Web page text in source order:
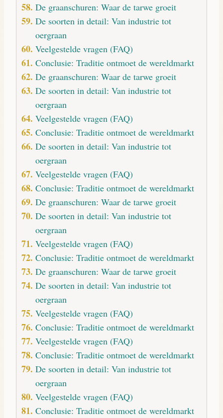
De graanschuren: Waar de tarwe groeit
De soorten in detail: Van industrie tot
oergraan
Veelgestelde vragen (FAQ)
Conclusie: Traditie ontmoet de wereldmarkt
De graanschuren: Waar de tarwe groeit
De soorten in detail: Van industrie tot
oergraan
Veelgestelde vragen (FAQ)
Conclusie: Traditie ontmoet de wereldmarkt
De soorten in detail: Van industrie tot
oergraan
Veelgestelde vragen (FAQ)
Conclusie: Traditie ontmoet de wereldmarkt
De graanschuren: Waar de tarwe groeit
De soorten in detail: Van industrie tot
oergraan
Veelgestelde vragen (FAQ)
Conclusie: Traditie ontmoet de wereldmarkt
De graanschuren: Waar de tarwe groeit
De soorten in detail: Van industrie tot
oergraan
Veelgestelde vragen (FAQ)
Conclusie: Traditie ontmoet de wereldmarkt
Veelgestelde vragen (FAQ)
Conclusie: Traditie ontmoet de wereldmarkt
De soorten in detail: Van industrie tot
oergraan
Veelgestelde vragen (FAQ)
Conclusie: Traditie ontmoet de wereldmarkt